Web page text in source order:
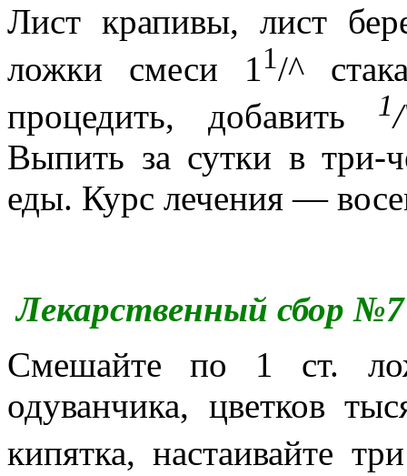
Лист крапивы, лист
ложки смеси 11/^
процедить, добавить
1
Выпить за сутки в три-
еды. Курс лечения —
Лекарственный сбор №7
Смешайте по 1 ст.
одуванчика, цветков
кипятка, настаивайте